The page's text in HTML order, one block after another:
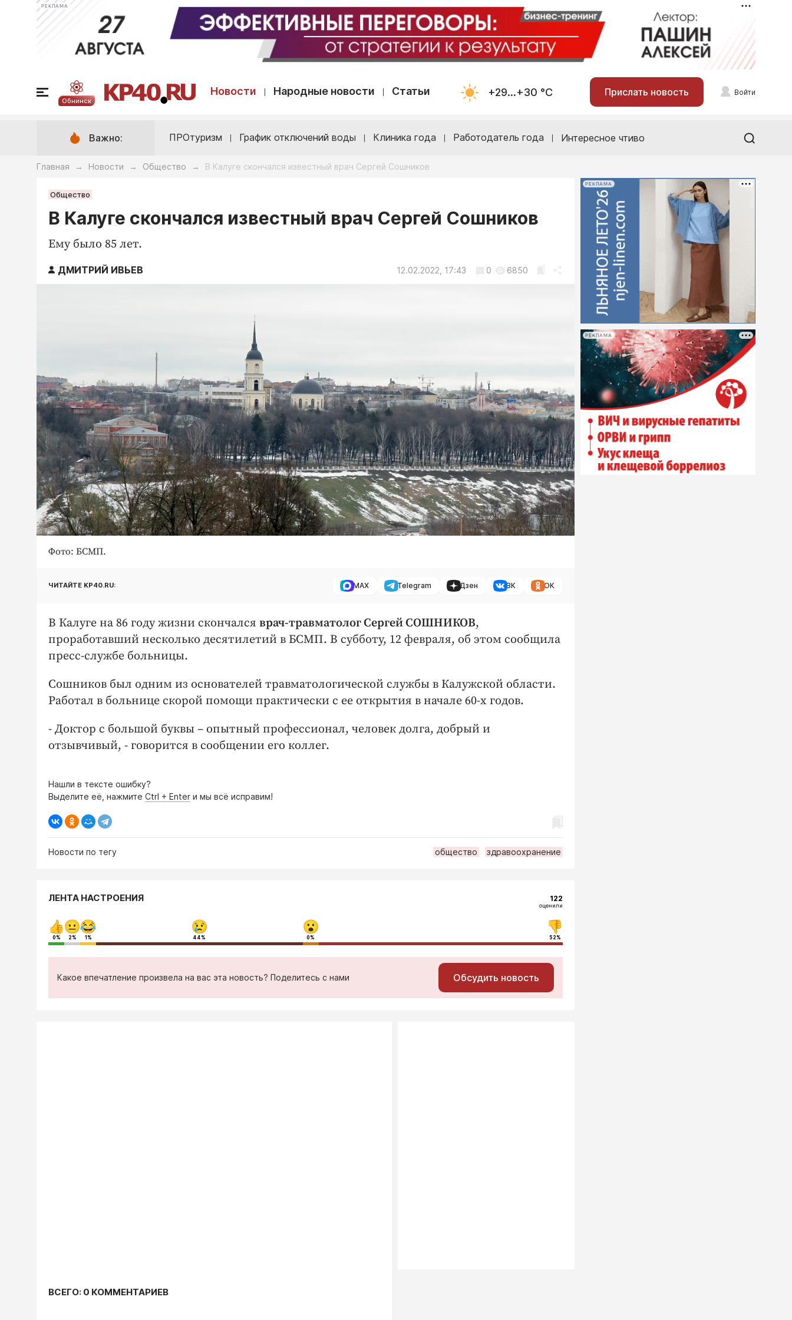
РЕКЛАМА
Обнинск
Новости Народные новости Статьи +29...+30 °С Прислать новость Войти
Важно: ПРОтуризм График отключений воды Клиника года Работодатель года Интересное чтиво
Главная → Новости → Общество → В Калуге скончался известный врач Сергей Сошников
Общество
В Калуге скончался известный врач Сергей Сошников
Ему было 85 лет.
ДМИТРИЙ ИВЬЕВ 12.02.2022, 17:43 0 6850
Фото: БСМП.
ЧИТАЙТЕ KP40.RU: MAX Telegram Дзен ВК ОК
В Калуге на 86 году жизни скончался врач-травматолог Сергей СОШНИКОВ,
проработавший несколько десятилетий в БСМП. В субботу, 12 февраля, об этом сообщила
пресс-службе больницы.
Сошников был одним из основателей травматологической службы в Калужской области.
Работал в больнице скорой помощи практически с ее открытия в начале 60-х годов.
- Доктор с большой буквы – опытный профессионал, человек долга, добрый и
отзывчивый, - говорится в сообщении его коллег.
Нашли в тексте ошибку?
Выделите её, нажмите Ctrl + Enter и мы всё исправим!
Новости по тегу общество здравоохранение
РЕКЛАМА
РЕКЛАМА
ЛЕНТА НАСТРОЕНИЯ 122
оценили
0% 2% 1% 44% 0% 52%
Какое впечатление произвела на вас эта новость? Поделитесь с нами Обсудить новость
ВСЕГО: 0 КОММЕНТАРИЕВ